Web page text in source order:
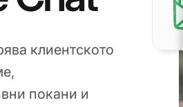
клиентското
покани и